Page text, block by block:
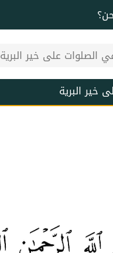
على خير البرية
البرية